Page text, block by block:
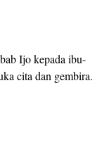
Ijo kepada ibu-
cita dan gembira.